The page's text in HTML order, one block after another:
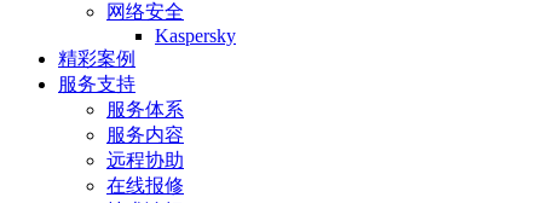
网络安全
Kaspersky
精彩案例
服务支持
服务体系
服务内容
远程协助
在线报修